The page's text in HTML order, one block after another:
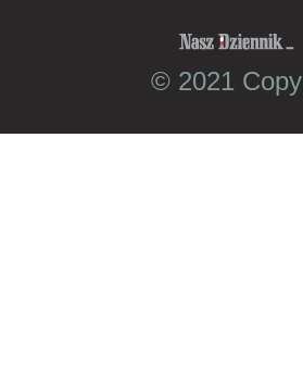
© 2021